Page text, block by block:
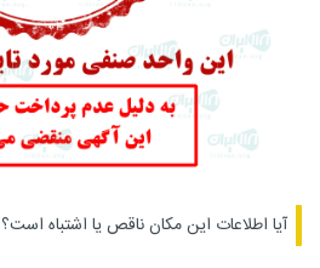
آیا اطلاعات این مکان ناقص یا اشتباه است؟